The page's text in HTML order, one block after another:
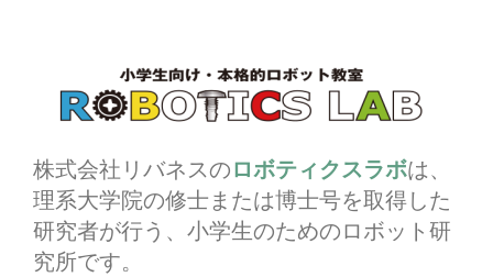
株式会社リバネスのロボティクスラボは、
理系大学院の修士または博士号を取得した
研究者が行う、小学生のためのロボット研
究所です。